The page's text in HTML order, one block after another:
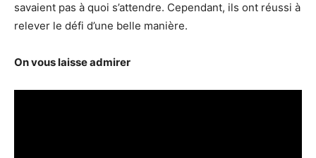
savaient pas à quoi s’attendre. Cependant, ils ont réussi à
relever le défi d’une belle manière.
On vous laisse admirer